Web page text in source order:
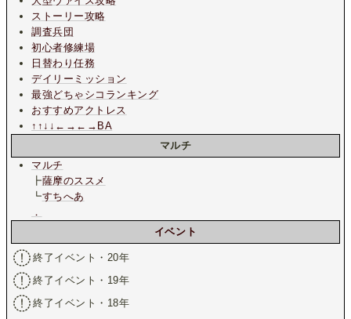
ストーリー攻略
調査兵団
初心者修練場
日替わり任務
デイリーミッション
最強どちゃシコランキング
おすすめアクトレス
↑↑↓↓←→←→BA
マルチ
マルチ
┣薩摩のススメ
┗すちへあ
．
イベント
終了イベント・20年
終了イベント・19年
終了イベント・18年